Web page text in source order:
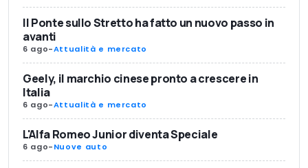
Il Ponte sullo Stretto ha fatto un nuovo passo in
avanti
6 ago-Attualità e mercato
Geely, il marchio cinese pronto a crescere in
Italia
6 ago-Attualità e mercato
L'Alfa Romeo Junior diventa Speciale
6 ago-Nuove auto